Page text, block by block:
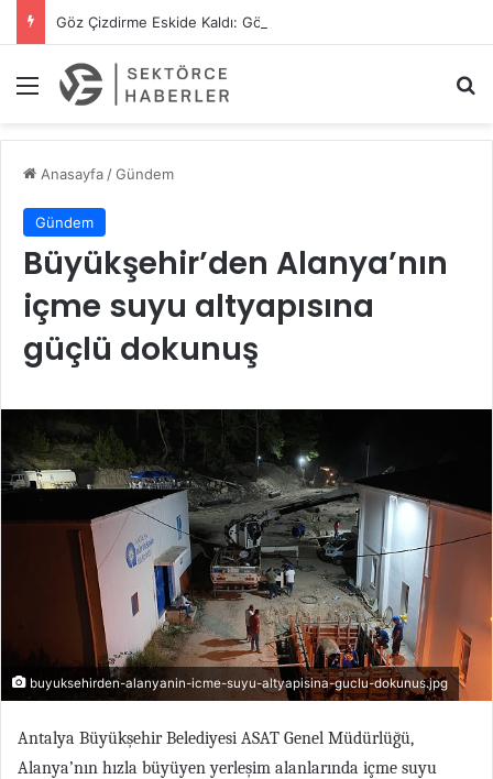
Menü
Anasayfa/Gündem
Gündem
Büyükşehir’den Alanya’nın
içme suyu altyapısına
güçlü dokunuş
buyuksehirden-alanyanin-icme-suyu-altyapisina-guclu-dokunus.jpg
Antalya Büyükşehir Belediyesi ASAT Genel Müdürlüğü,
Alanya’nın hızla büyüyen yerleşim alanlarında içme suyu